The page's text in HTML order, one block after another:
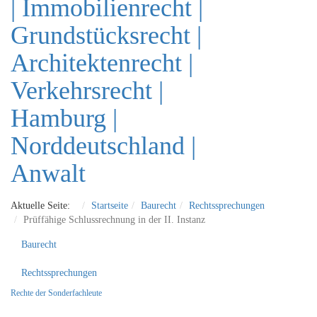
Aktuelle Seite: Startseite Baurecht
Rechtssprechungen
Prüffähige Schlussrechnung in der II. Instanz
Baurecht
Rechtssprechungen
Rechte der Sonderfachleute